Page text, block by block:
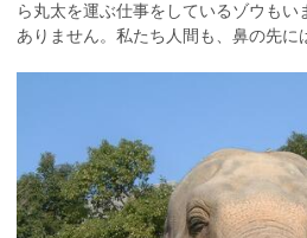
ら丸太を運ぶ仕事をしているゾウも
ありません。私たち人間も、鼻の先に